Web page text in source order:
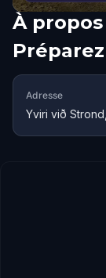
À propos
Adresse
Yviri við